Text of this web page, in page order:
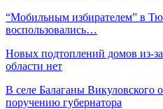
“Мобильным избирателем” в
воспользовались…
Новых подтоплений домов из-
области нет
В селе Балаганы Викуловского
поручению губернатора